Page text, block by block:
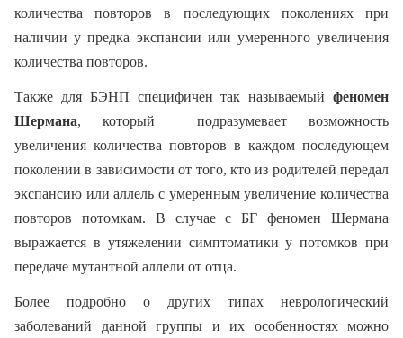
количества повторов в последующих поколениях при
наличии у предка экспансии или умеренного увеличения
количества повторов.
Также для БЭНП специфичен так называемый феномен
Шермана, который подразумевает возможность
увеличения количества повторов в каждом последующем
поколении в зависимости от того, кто из родителей передал
экспансию или аллель с умеренным увеличение количества
повторов потомкам. В случае с БГ феномен Шермана
выражается в утяжелении симптоматики у потомков при
передаче мутантной аллели от отца.
Более подробно о других типах неврологический
заболеваний данной группы и их особенностях можно